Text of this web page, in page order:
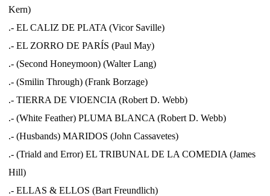
Kern)
.- EL CALIZ DE PLATA (Vicor Saville)
.- EL ZORRO DE PARÍS (Paul May)
.- (Second Honeymoon) (Walter Lang)
.- (Smilin Through) (Frank Borzage)
.- TIERRA DE VIOENCIA (Robert D. Webb)
.- (White Feather) PLUMA BLANCA (Robert D. Webb)
.- (Husbands) MARIDOS (John Cassavetes)
.- (Triald and Error) EL TRIBUNAL DE LA COMEDIA (James
Hill)
.- ELLAS & ELLOS (Bart Freundlich)